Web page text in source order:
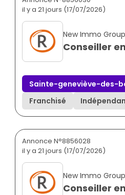
il y a 21 jours (17/07/2026)
New Immo Group
Conseiller
Sainte-geneviève-des-
Franchisé
Annonce N°8856028
il y a 21 jours (17/07/2026)
New Immo Group
Conseiller